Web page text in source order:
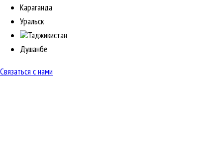
Караганда
Уральск
Таджикистан
Душанбе
Связаться с нами